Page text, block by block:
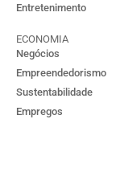
Entretenimento
ECONOMIA
Negócios
Empreendedorismo
Sustentabilidade
Empregos